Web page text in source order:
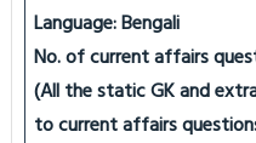
Language: Bengali
No. of current affairs
(All the static GK and
to current affairs